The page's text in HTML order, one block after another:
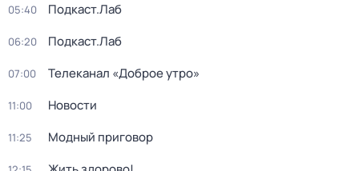
05:40 Подкаст.Лаб
06:20 Подкаст.Лаб
07:00 Телеканал «Доброе утро»
11:00 Новости
11:25 Модный приговор